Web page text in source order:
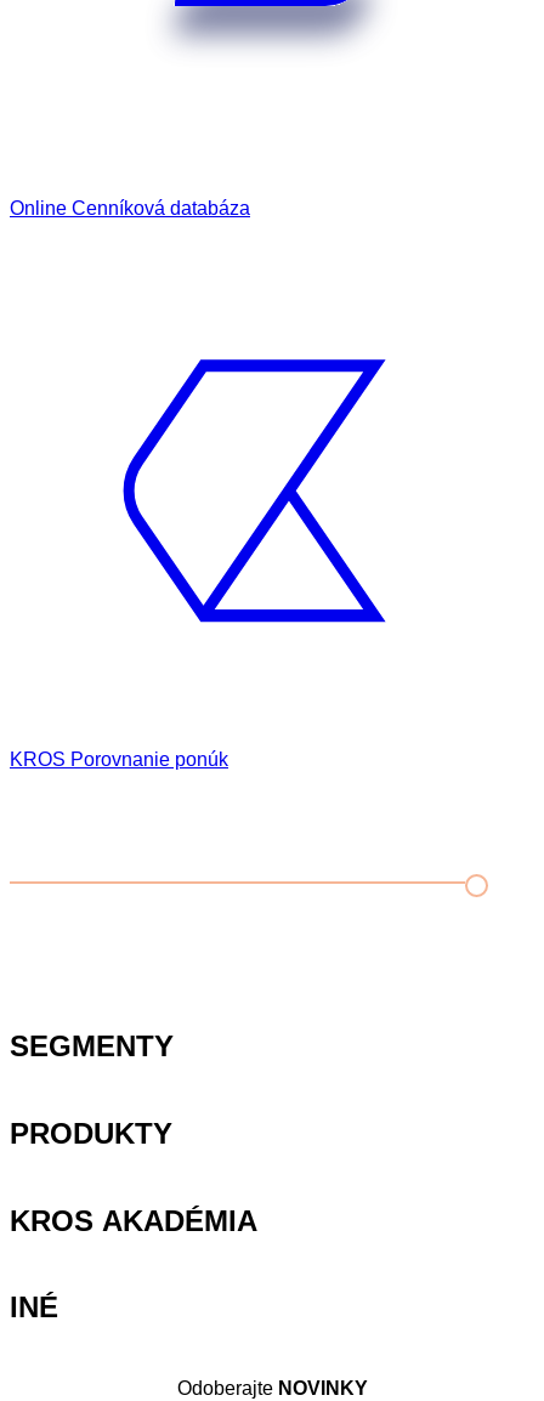
Online Cenníková databáza
KROS Porovnanie ponúk
Nastavenie šanónov
SEGMENTY
PRODUKTY
KROS AKADÉMIA
INÉ
Odoberajte NOVINKY